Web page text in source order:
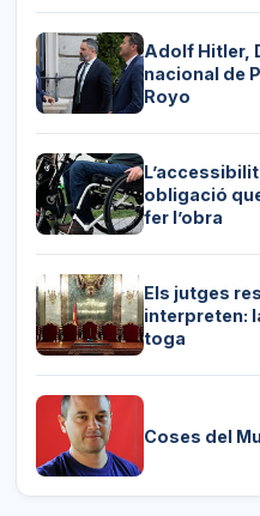
Adolf Hitler,
nacional de
Royo
obligació
fer l’obra
Els jutges
interpreten:
toga
Coses del